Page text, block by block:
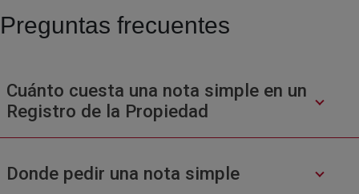
Preguntas frecuentes
Cuánto cuesta una nota simple en un
Registro de la Propiedad
Donde pedir una nota simple